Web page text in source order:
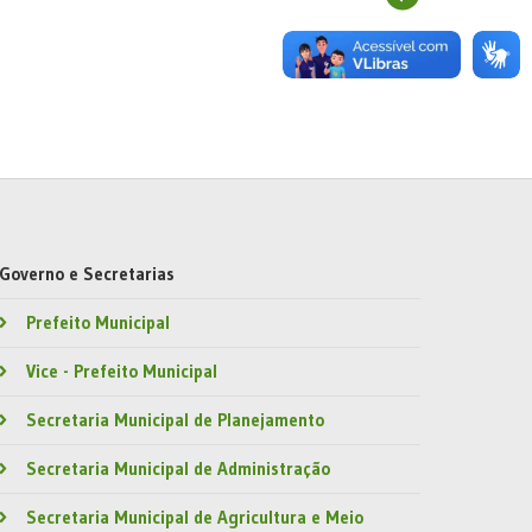
Governo e Secretarias
Prefeito Municipal
Vice - Prefeito Municipal
Secretaria Municipal de Planejamento
Secretaria Municipal de Administração
Secretaria Municipal de Agricultura e Meio